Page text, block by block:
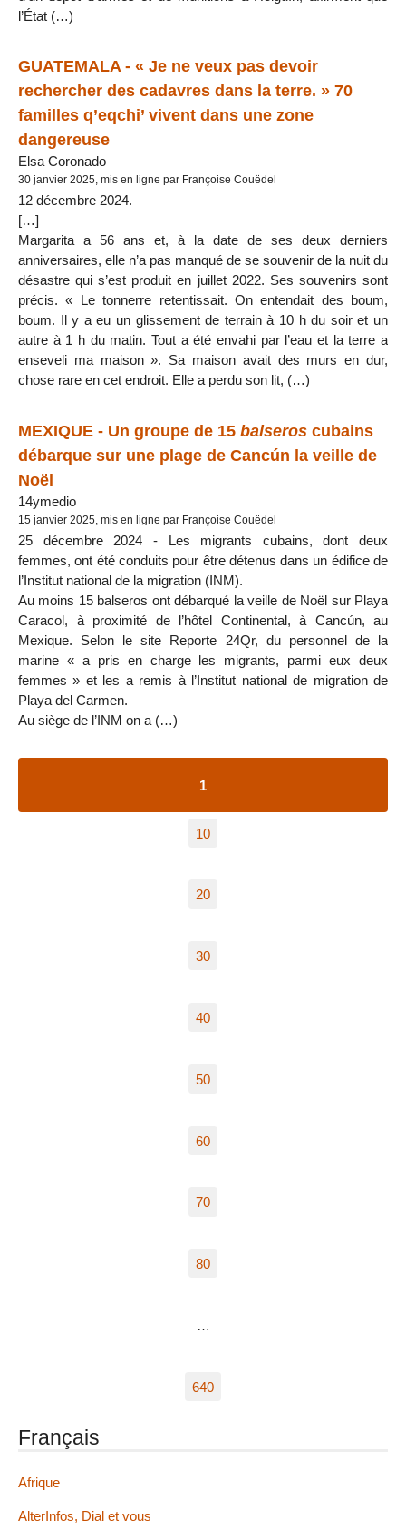
l’État (…)
GUATEMALA - « Je ne veux pas devoir
rechercher des cadavres dans la terre. » 70
familles q’eqchi’ vivent dans une zone
dangereuse
Elsa Coronado
30 janvier 2025, mis en ligne par Françoise Couëdel
12 décembre 2024.
[…]
Margarita a 56 ans et, à la date de ses deux derniers
anniversaires, elle n’a pas manqué de se souvenir de la nuit du
désastre qui s’est produit en juillet 2022. Ses souvenirs sont
précis. « Le tonnerre retentissait. On entendait des boum,
boum. Il y a eu un glissement de terrain à 10 h du soir et un
autre à 1 h du matin. Tout a été envahi par l’eau et la terre a
enseveli ma maison ». Sa maison avait des murs en dur,
chose rare en cet endroit. Elle a perdu son lit, (…)
MEXIQUE - Un groupe de 15 balseros cubains
débarque sur une plage de Cancún la veille de
Noël
14ymedio
15 janvier 2025, mis en ligne par Françoise Couëdel
25 décembre 2024 - Les migrants cubains, dont deux
femmes, ont été conduits pour être détenus dans un édifice de
l’Institut national de la migration (INM).
Au moins 15 balseros ont débarqué la veille de Noël sur Playa
Caracol, à proximité de l’hôtel Continental, à Cancún, au
Mexique. Selon le site Reporte 24Qr, du personnel de la
marine « a pris en charge les migrants, parmi eux deux
femmes » et les a remis à l’Institut national de migration de
Playa del Carmen.
Au siège de l’INM on a (…)
1
10
20
30
40
50
60
70
80
…
640
Français
Afrique
AlterInfos, Dial et vous